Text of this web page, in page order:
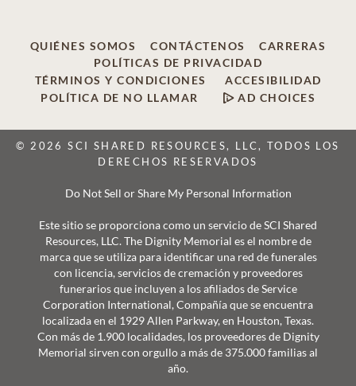
QUIÉNES SOMOS CONTÁCTENOS
CARRERAS
POLÍTICAS DE PRIVACIDAD
TÉRMINOS Y CONDICIONES
ACCESIBILIDAD
POLÍTICA DE NO LLAMAR
AD CHOICES
© 2026 SCI SHARED RESOURCES, LLC, TODOS LOS
DERECHOS RESERVADOS
Do Not Sell or Share My Personal Information
Este sitio se proporciona como un servicio de SCI Shared
Resources, LLC. The Dignity Memorial es el nombre de
marca que se utiliza para identificar una red de funerales
con licencia, servicios de cremación y proveedores
funerarios que incluyen a los afiliados de Service
Corporation International, Compañía que se encuentra
localizada en el 1929 Allen Parkway, en Houston, Texas.
Con más de 1.900 localidades, los proveedores de Dignity
Memorial sirven con orgullo a más de 375.000 familias al
año.